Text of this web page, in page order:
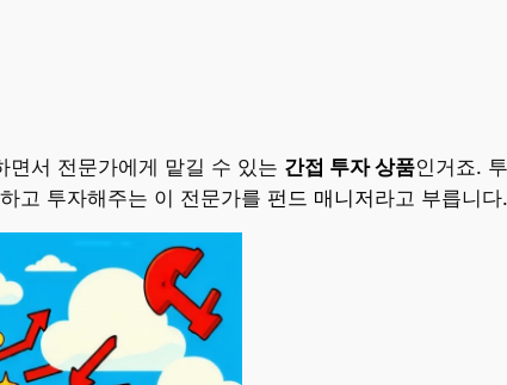
서 전문가에게 맡길 수 있는 간접 투자 상품인거죠.
고 투자해주는 이 전문가를 펀드 매니저라고 부릅니다.